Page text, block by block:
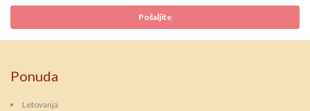
Ponuda
Letovanja